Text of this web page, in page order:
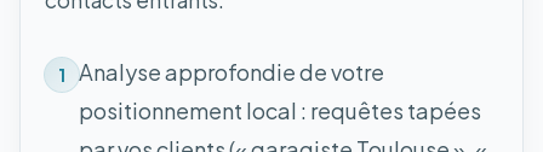
1
Analyse approfondie de votre
positionnement local : requêtes tapées